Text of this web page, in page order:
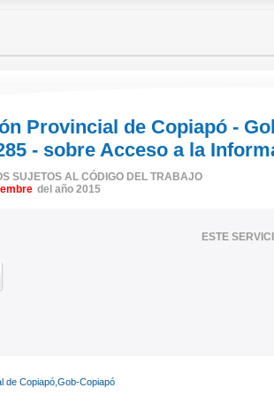
Provincial de Copiapó -
- sobre Acceso a la
SUJETOS AL CÓDIGO DEL TRABAJO
del año 2015
ESTE
de Copiapó,Gob-Copiapó